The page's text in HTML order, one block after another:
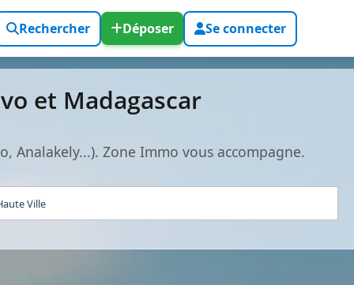
Rechercher Déposer Se connecter
et Madagascar
Analakely...). Zone Immo vous accompagne.
Ville